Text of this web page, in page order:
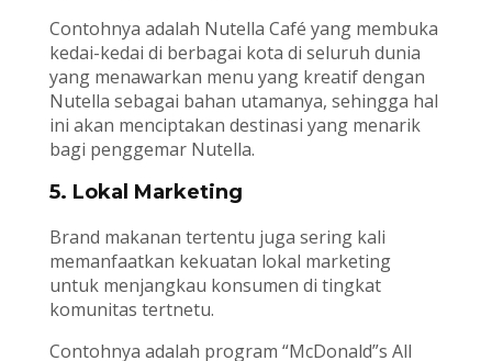
Contohnya adalah Nutella Café yang membuka
kedai-kedai di berbagai kota di seluruh dunia
yang menawarkan menu yang kreatif dengan
Nutella sebagai bahan utamanya, sehingga hal
ini akan menciptakan destinasi yang menarik
bagi penggemar Nutella.
5. Lokal Marketing
Brand makanan tertentu juga sering kali
memanfaatkan kekuatan lokal marketing
untuk menjangkau konsumen di tingkat
komunitas tertnetu.
Contohnya adalah program “McDonald”s All